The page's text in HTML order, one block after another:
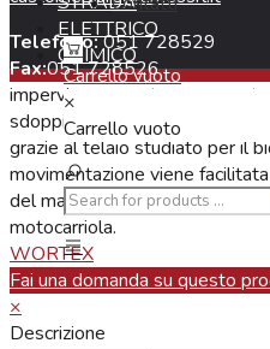
Telefono:051 728529
Fax:051 728526
ELETTRICO
CHIMICO
Carrello vuoto
×
Carrello vuoto
e il Biotrituratore D210/100L
grandi volumi in breve tempo
muovendosi agevolmente
impervie e anguste, e consente
sdoppiamento della macchina
grazie al telaio studiato per il
movimentazione viene
del materiale tritato che non
motocarriola.
WORTEX
Fai una domanda su questo
×
Descrizione